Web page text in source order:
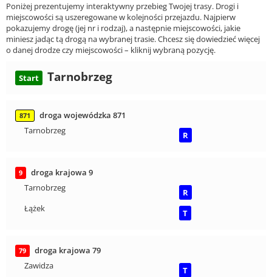
Poniżej prezentujemy interaktywny przebieg Twojej trasy. Drogi i
miejscowości są uszeregowane w kolejności przejazdu. Najpierw
pokazujemy drogę (jej nr i rodzaj), a następnie miejscowości, jakie
miniesz jadąc tą drogą na wybranej trasie. Chcesz się dowiedzieć więcej
o danej drodze czy miejscowości – kliknij wybraną pozycję.
Start Tarnobrzeg
871
droga wojewódzka 871
Tarnobrzeg
R
9
droga krajowa 9
Tarnobrzeg
R
Łążek
T
79
droga krajowa 79
Zawidza
T